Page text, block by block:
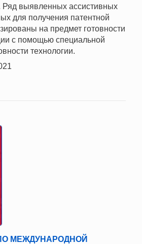
Ряд выявленных ассистивных
для получения патентной
на предмет готовности
с помощью специальной
технологии.
МЕЖДУНАРОДНОЙ